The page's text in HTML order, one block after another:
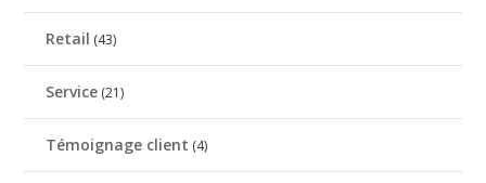
Retail (43)
Service (21)
Témoignage client (4)